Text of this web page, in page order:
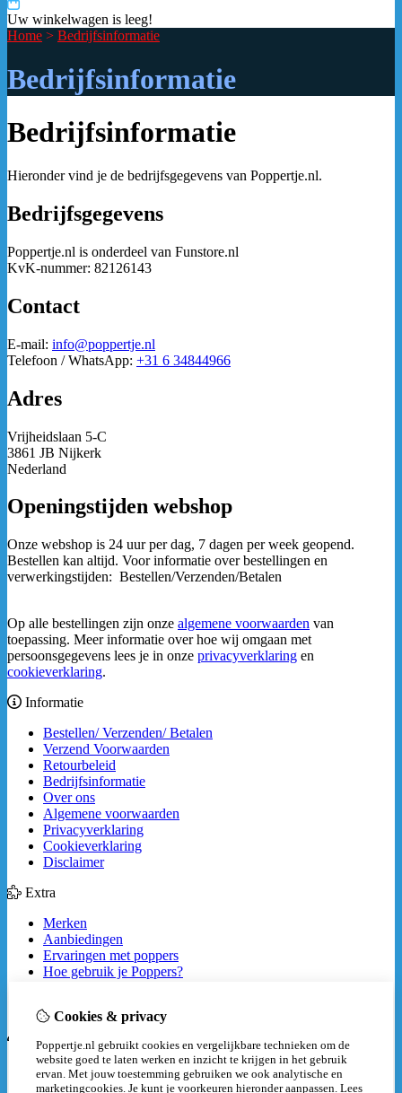
Uw winkelwagen is leeg!
Home > Bedrijfsinformatie
Bedrijfsinformatie
Bedrijfsinformatie
Hieronder vind je de bedrijfsgegevens van Poppertje.nl.
Bedrijfsgegevens
Poppertje.nl is onderdeel van Funstore.nl
KvK-nummer: 82126143
Contact
E-mail: info@poppertje.nl
Telefoon / WhatsApp: +31 6 34844966
Adres
Vrijheidslaan 5-C
3861 JB Nijkerk
Nederland
Openingstijden webshop
Onze webshop is 24 uur per dag, 7 dagen per week geopend.
Bestellen kan altijd. Voor informatie over bestellingen en
verwerkingstijden: Bestellen/Verzenden/Betalen
Op alle bestellingen zijn onze algemene voorwaarden van
toepassing. Meer informatie over hoe wij omgaan met
persoonsgegevens lees je in onze privacyverklaring en
cookieverklaring.
Informatie
Bestellen/ Verzenden/ Betalen
Verzend Voorwaarden
Retourbeleid
Bedrijfsinformatie
Over ons
Algemene voorwaarden
Privacyverklaring
Cookieverklaring
Disclaimer
Extra
Merken
Aanbiedingen
Ervaringen met poppers
Hoe gebruik je Poppers?
Inloggen
Bestelhistorie
Cookies & privacy
Poppertje.nl gebruikt cookies en vergelijkbare technieken om de
website goed te laten werken en inzicht te krijgen in het gebruik
ervan. Met jouw toestemming gebruiken we ook analytische en
marketingcookies. Je kunt je voorkeuren hieronder aanpassen. Lees